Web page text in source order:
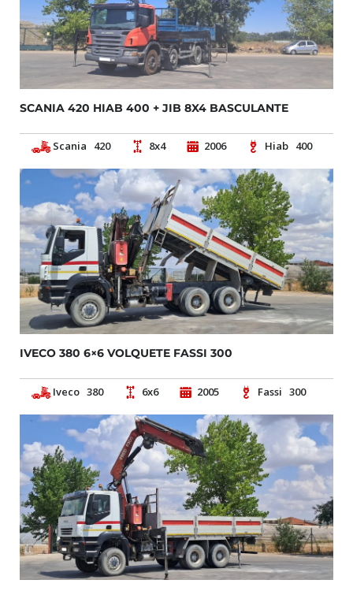
SCANIA 420 HIAB 400 + JIB 8X4 BASCULANTE
Scania 420 8x4 2006 Hiab 400
IVECO 380 6×6 VOLQUETE FASSI 300
Iveco 380 6x6 2005 Fassi 300